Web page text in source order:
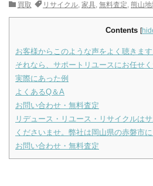
買取 リサイクル, 家具, 無料査定, 熊山
Contents [
お客様からこのような声をよく聴きます
それなら、サポートリユースにお任せく
実際にあった例
よくあるQ＆A
お問い合わせ・無料査定
リデュース・リユース・リサイクルは
くださいませ。弊社は岡山県の赤磐市に
お問い合わせ・無料査定